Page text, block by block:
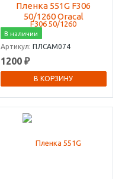
Пленка 551G F306
50/1260 Oracal
В наличии
Артикул: ПЛСАМ074
1200 ₽
В КОРЗИНУ